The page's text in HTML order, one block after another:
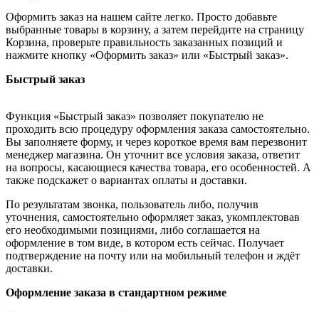
Оформить заказ на нашем сайте легко. Просто добавьте
выбранные товары в корзину, а затем перейдите на страницу
Корзина, проверьте правильность заказанных позиций и
нажмите кнопку «Оформить заказ» или «Быстрый заказ».
Быстрый заказ
Функция «Быстрый заказ» позволяет покупателю не
проходить всю процедуру оформления заказа самостоятельно.
Вы заполняете форму, и через короткое время вам перезвонит
менеджер магазина. Он уточнит все условия заказа, ответит
на вопросы, касающиеся качества товара, его особенностей. А
также подскажет о вариантах оплаты и доставки.
По результатам звонка, пользователь либо, получив
уточнения, самостоятельно оформляет заказ, укомплектовав
его необходимыми позициями, либо соглашается на
оформление в том виде, в котором есть сейчас. Получает
подтверждение на почту или на мобильный телефон и ждёт
доставки.
Оформление заказа в стандартном режиме